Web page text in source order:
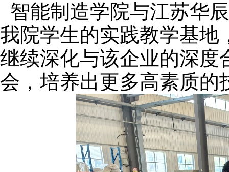
智能制造学院与江苏华
我院学生的实践教学基地
继续深化与该企业的深度
会，培养出更多高素质的